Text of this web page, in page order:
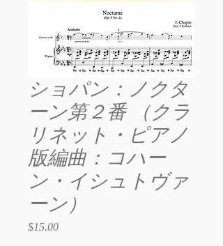
ショパン：ノクタ
ーン第２番 （クラ
リネット・ピアノ
版編曲：コハー
ン・イシュトヴァ
ーン）
$15.00価